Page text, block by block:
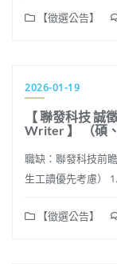
【徵選公告】
2026-01-19
【 聯發科技 誠
Writer 】 （碩
職缺：聯發科技前
生工讀優先考慮）
【徵選公告】